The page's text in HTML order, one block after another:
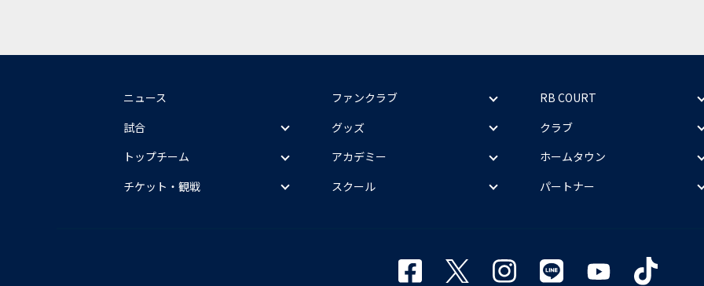
ニュース
試合
トップチーム
チケット・観戦
ファンクラブ
グッズ
アカデミー
スクール
RB COURT
クラブ
ホームタウン
パートナー